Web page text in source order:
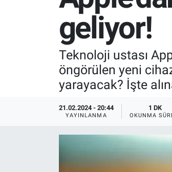
geliyor!
Teknoloji ustası
öngörülen yeni
yarayacak? İşte
21.02.2024 - 20:44
YAYINLANMA
1 DK
OKUNMA
RESMİ İLANLAR